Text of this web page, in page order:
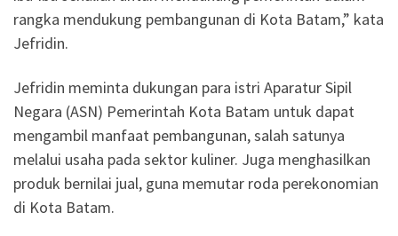
rangka mendukung pembangunan di Kota Batam,” kata
Jefridin.
Jefridin meminta dukungan para istri Aparatur Sipil
Negara (ASN) Pemerintah Kota Batam untuk dapat
mengambil manfaat pembangunan, salah satunya
melalui usaha pada sektor kuliner. Juga menghasilkan
produk bernilai jual, guna memutar roda perekonomian
di Kota Batam.